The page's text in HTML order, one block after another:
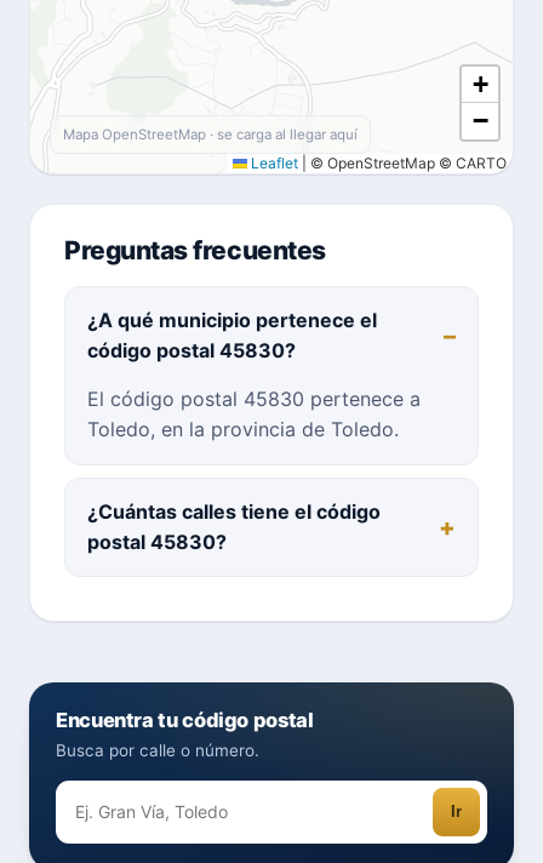
+
−
Leaflet © OpenStreetMap © CARTO
Mapa OpenStreetMap · se carga al llegar aquí
Preguntas frecuentes
¿A qué municipio pertenece el
código postal 45830?
El código postal 45830 pertenece a
Toledo, en la provincia de Toledo.
¿Cuántas calles tiene el código
postal 45830?
Encuentra tu código postal
Busca por calle o número.
Ir